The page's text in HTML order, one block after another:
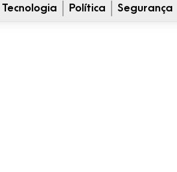
Tecnologia Política Segurança